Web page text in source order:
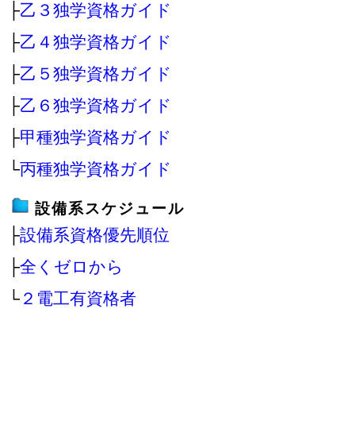
├乙３独学資格ガイド
├乙４独学資格ガイド
├乙５独学資格ガイド
├乙６独学資格ガイド
├甲種独学資格ガイド
└丙種独学資格ガイド
設備系スケジュール
├設備系資格優先順位
├全くゼロから
└ ２電工有資格者